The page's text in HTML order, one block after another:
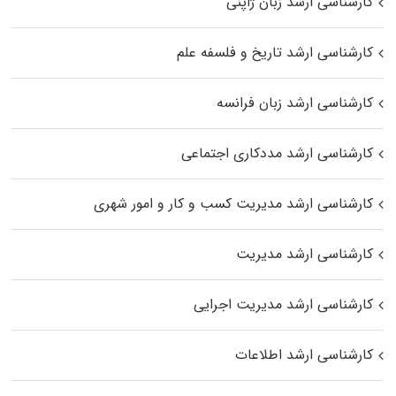
کارشناسی ارشد تاریخ و فلسفه علم
کارشناسی ارشد زبان فرانسه
کارشناسی ارشد مددکاری اجتماعی
کارشناسی ارشد مدیریت کسب و کار و امور شهری
کارشناسی ارشد مدیریت
کارشناسی ارشد مدیریت اجرایی
کارشناسی ارشد اطلاعات